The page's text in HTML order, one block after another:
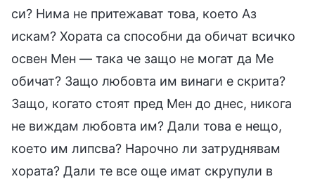
си? Нима не притежават това, което Аз
искам? Хората са способни да обичат всичко
освен Мен — така че защо не могат да Ме
обичат? Защо любовта им винаги е скрита?
Защо, когато стоят пред Мен до днес, никога
не виждам любовта им? Дали това е нещо,
което им липсва? Нарочно ли затруднявам
хората? Дали те все още имат скрупули в